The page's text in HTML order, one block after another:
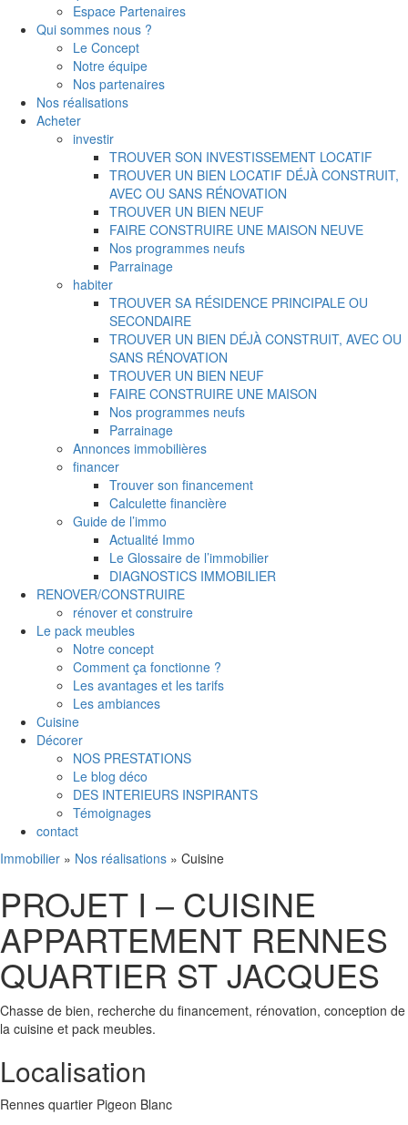
Espace Partenaires
Qui sommes nous ?
Le Concept
Notre équipe
Nos partenaires
Nos réalisations
Acheter
investir
TROUVER SON INVESTISSEMENT LOCATIF
TROUVER UN BIEN LOCATIF DÉJÀ CONSTRUIT,
AVEC OU SANS RÉNOVATION
TROUVER UN BIEN NEUF
FAIRE CONSTRUIRE UNE MAISON NEUVE
Nos programmes neufs
Parrainage
habiter
TROUVER SA RÉSIDENCE PRINCIPALE OU
SECONDAIRE
TROUVER UN BIEN DÉJÀ CONSTRUIT, AVEC OU
SANS RÉNOVATION
TROUVER UN BIEN NEUF
FAIRE CONSTRUIRE UNE MAISON
Nos programmes neufs
Parrainage
Annonces immobilières
financer
Trouver son financement
Calculette financière
Guide de l’immo
Actualité Immo
Le Glossaire de l’immobilier
DIAGNOSTICS IMMOBILIER
RENOVER/CONSTRUIRE
rénover et construire
Le pack meubles
Notre concept
Comment ça fonctionne ?
Les avantages et les tarifs
Les ambiances
Cuisine
Décorer
NOS PRESTATIONS
Le blog déco
DES INTERIEURS INSPIRANTS
Témoignages
contact
Immobilier » Nos réalisations » Cuisine
PROJET I – CUISINE
APPARTEMENT RENNES
QUARTIER ST JACQUES
Chasse de bien, recherche du financement, rénovation, conception de
la cuisine et pack meubles.
Localisation
Rennes quartier Pigeon Blanc